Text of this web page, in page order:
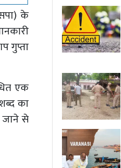
के
गुप्ता
एक
का
जाने से